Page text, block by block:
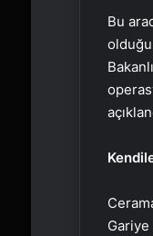
Bu